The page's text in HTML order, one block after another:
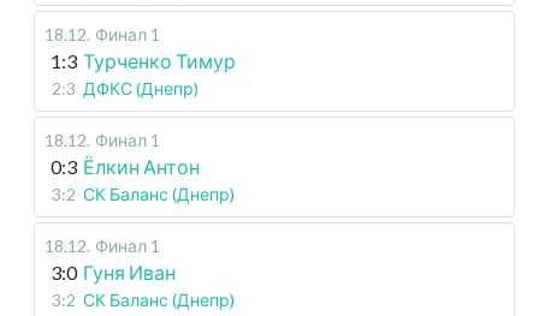
18.12. Финал 1
1:3 Турченко Тимур
2:3 ДФКС (Днепр)
18.12. Финал 1
0:3 Ёлкин Антон
3:2 СК Баланс (Днепр)
18.12. Финал 1
3:0 Гуня Иван
3:2 СК Баланс (Днепр)